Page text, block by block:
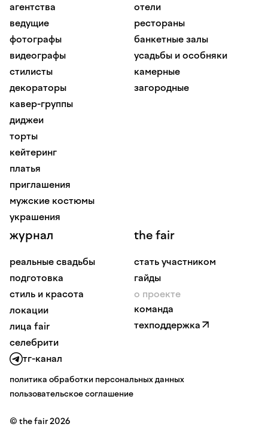
агентства
ведущие
фотографы
видеографы
стилисты
декораторы
кавер-группы
диджеи
торты
кейтеринг
платья
приглашения
мужские костюмы
украшения
отели
рестораны
банкетные залы
усадьбы и особняки
камерные
загородные
журнал
реальные свадьбы
подготовка
стиль и красота
локации
лица fair
селебрити
the fair
стать участником
гайды
о проекте
команда
техподдержка
тг-канал
политика обработки персональных данных
пользовательское соглашение
© the fair 2026